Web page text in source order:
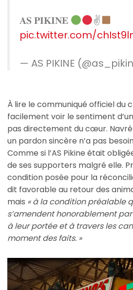
𝐀𝐒 𝐏𝐈𝐊𝐈𝐍𝐄
✌
pic.twitter.com/
— AS PIKINE
À lire le communiqué officiel du
facilement voir le sentiment
pas directement du cœur.
un pardon sincère n’a pas
Comme si l’AS Pikine était
de ses supporters malgré elle.
condition posée pour la
dit favorable au retour des
mais « à la condition préalable
s’amendent honorablement
à leur portée et à travers les
moment des faits. »